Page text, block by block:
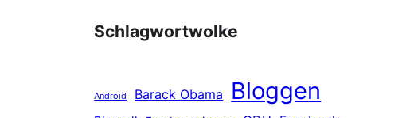
Schlagwortwolke
Android Barack Obama Bloggen